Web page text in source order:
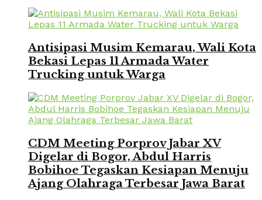
Antisipasi Musim Kemarau, Wali Kota
Bekasi Lepas 11 Armada Water
Trucking untuk Warga
CDM Meeting Porprov Jabar XV
Digelar di Bogor, Abdul Harris
Bobihoe Tegaskan Kesiapan Menuju
Ajang Olahraga Terbesar Jawa Barat